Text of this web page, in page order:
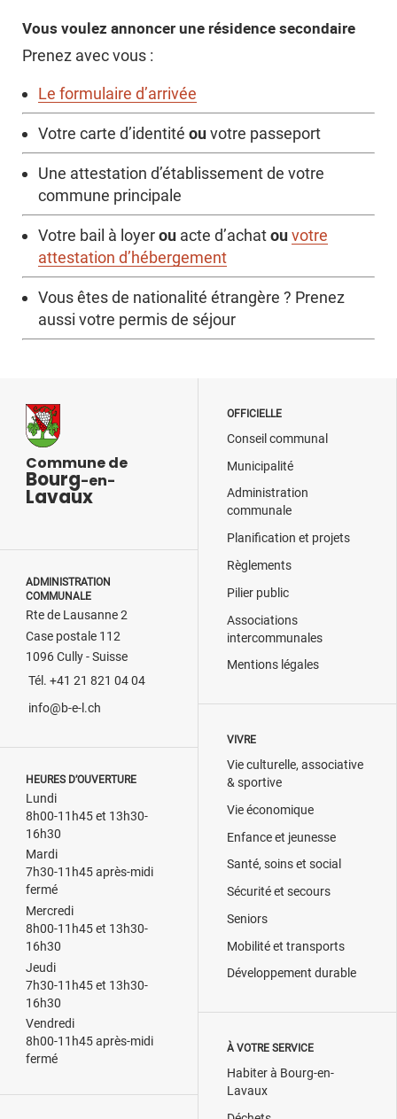
Vous voulez annoncer une résidence secondaire
Prenez avec vous :
Le formulaire d’arrivée
Votre carte d’identitéouvotre passeport
Une attestation d’établissement de votre
commune principale
Votre bail à loyerou acte d’achatouvotre
attestation d’hébergement
Vous êtes de nationalité étrangère ? Prenez
aussi votre permis de séjour
Commune de
Bourg-en-
Lavaux
ADMINISTRATION
COMMUNALE
Rte de Lausanne 2
Case postale 112
1096 Cully - Suisse
Tél. +41 21 821 04 04
info@b-e-l.ch
HEURES D’OUVERTURE
Lundi
8h00-11h45 et 13h30-
16h30
Mardi
7h30-11h45 après-midi
fermé
Mercredi
8h00-11h45 et 13h30-
16h30
Jeudi
7h30-11h45 et 13h30-
16h30
Vendredi
8h00-11h45 après-midi
fermé
OFFICIELLE
Conseil communal
Municipalité
Administration
communale
Planification et projets
Règlements
Pilier public
Associations
intercommunales
Mentions légales
VIVRE
Vie culturelle, associative
& sportive
Vie économique
Enfance et jeunesse
Santé, soins et social
Sécurité et secours
Seniors
Mobilité et transports
Développement durable
À VOTRE SERVICE
Habiter à Bourg-en-
Lavaux